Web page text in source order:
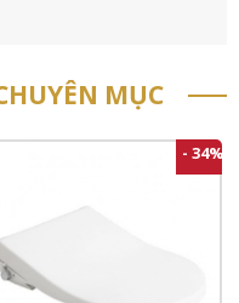
MỤC
- 34%